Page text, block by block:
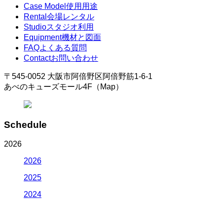
Case Model 使用用途
Rental 会場レンタル
Studioスタジオ利用
Equipment機材と図面
FAQよくある質問
Contactお問い合わせ
〒545-0052 大阪市阿倍野区阿倍野筋1-6-1
あべのキューズモール4F（Map）
Schedule
2026
2026
2025
2024